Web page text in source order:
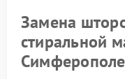
Замена
стиральной
Симферополе